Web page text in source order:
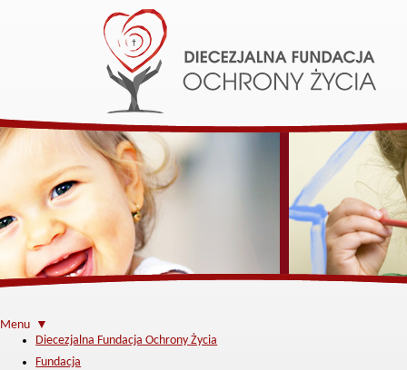
Menu ▼
Diecezjalna Fundacja Ochrony Życia
Fundacja